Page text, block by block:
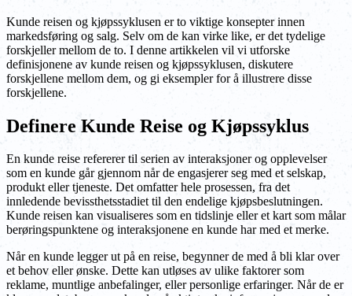
Kunde reisen og kjøpssyklusen er to viktige konsepter innen
markedsføring og salg. Selv om de kan virke like, er det tydelige
forskjeller mellom de to. I denne artikkelen vil vi utforske
definisjonene av kunde reisen og kjøpssyklusen, diskutere
forskjellene mellom dem, og gi eksempler for å illustrere disse
forskjellene.
Definere Kunde Reise og Kjøpssyklus
En kunde reise refererer til serien av interaksjoner og opplevelser
som en kunde går gjennom når de engasjerer seg med et selskap,
produkt eller tjeneste. Det omfatter hele prosessen, fra det
innledende bevissthetsstadiet til den endelige kjøpsbeslutningen.
Kunde reisen kan visualiseres som en tidslinje eller et kart som målar
berøringspunktene og interaksjonene en kunde har med et merke.
Når en kunde legger ut på en reise, begynner de med å bli klar over
et behov eller ønske. Dette kan utløses av ulike faktorer som
reklame, muntlige anbefalinger, eller personlige erfaringer. Når de er